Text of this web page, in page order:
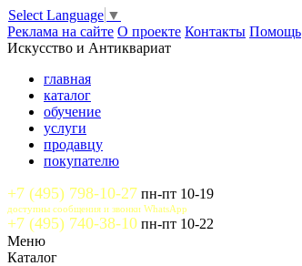
Select Language ▼
Реклама на сайте О проекте Контакты Помощь
Искусство и Антиквариат
главная
каталог
обучение
услуги
продавцу
покупателю
+7 (495) 798-10-27 пн-пт 10-19
доступны сообщения и звонки WhatsApp
+7 (495) 740-38-10 пн-пт 10-22
Меню
Каталог